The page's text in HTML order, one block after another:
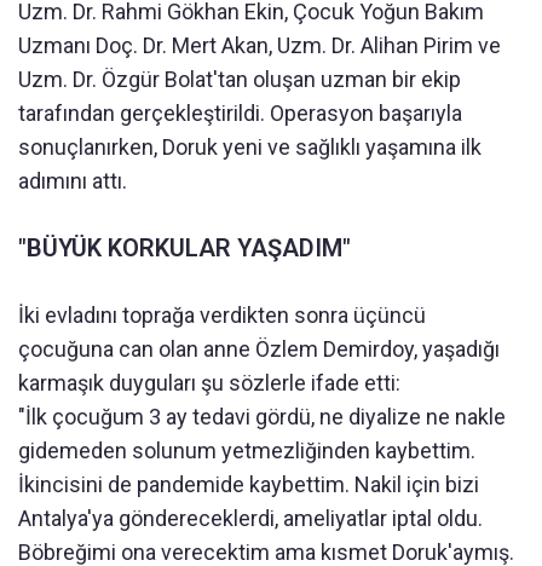
Uzm. Dr. Rahmi Gökhan Ekin, Çocuk Yoğun Bakım
Uzmanı Doç. Dr. Mert Akan, Uzm. Dr. Alihan Pirim ve
Uzm. Dr. Özgür Bolat'tan oluşan uzman bir ekip
tarafından gerçekleştirildi. Operasyon başarıyla
sonuçlanırken, Doruk yeni ve sağlıklı yaşamına ilk
adımını attı.
"BÜYÜK KORKULAR YAŞADIM"
İki evladını toprağa verdikten sonra üçüncü
çocuğuna can olan anne Özlem Demirdoy, yaşadığı
karmaşık duyguları şu sözlerle ifade etti:
"İlk çocuğum 3 ay tedavi gördü, ne diyalize ne nakle
gidemeden solunum yetmezliğinden kaybettim.
İkincisini de pandemide kaybettim. Nakil için bizi
Antalya'ya göndereceklerdi, ameliyatlar iptal oldu.
Böbreğimi ona verecektim ama kısmet Doruk'aymış.